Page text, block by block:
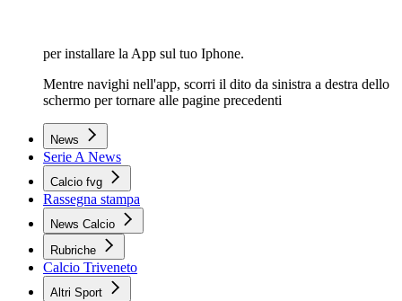
per installare la App sul tuo Iphone.
Mentre navighi nell'app, scorri il dito da sinistra a destra dello
schermo per tornare alle pagine precedenti
News
Serie A News
Calcio fvg
Rassegna stampa
News Calcio
Rubriche
Calcio Triveneto
Altri Sport